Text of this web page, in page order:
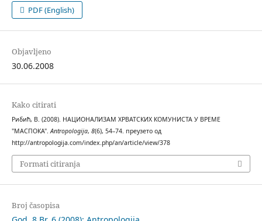
PDF (English)
Objavljeno
30.06.2008
Kako citirati
Рибић, В. (2008). НАЦИОНАЛИЗАМ ХРВАТСКИХ КОМУНИСТА У ВРЕМЕ
"МАСПОКА".Antropologija, 8(6), 54–74. преузето од
http://antropologija.com/index.php/an/article/view/378
Formati citiranja
Broj časopisa